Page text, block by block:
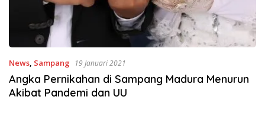
News, Sampang 19 Januari 2021
Angka Pernikahan di Sampang Madura Menurun
Akibat Pandemi dan UU